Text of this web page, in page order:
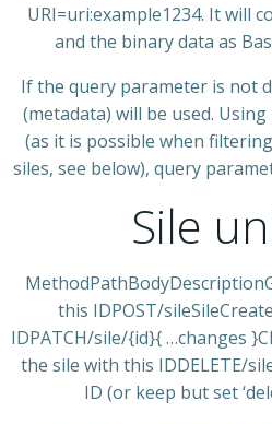
URI=uri:example1234. It will
and the binary data as
If the query parameter is not
(metadata) will be used.
(as it is possible when
siles, see below), query
Sile
this IDPOST/
IDPATCH/sile/{id}{ …changes
the sile with this IDDELETE/
ID (or keep but set